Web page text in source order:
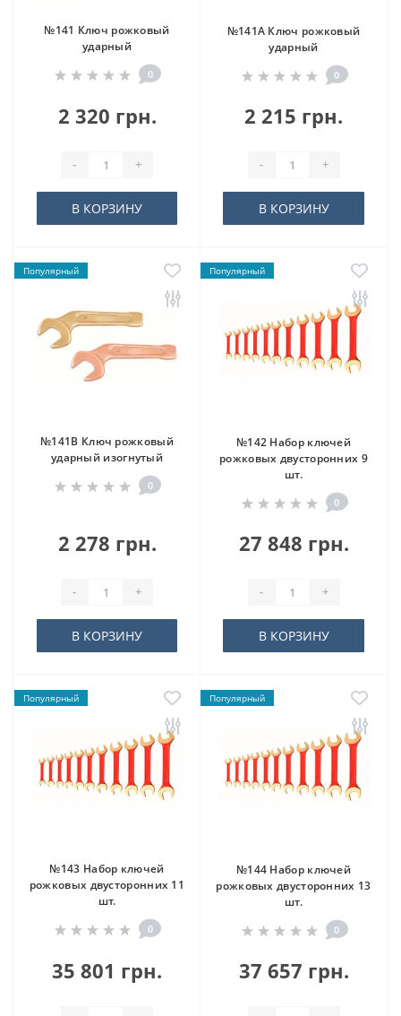
№141 Ключ рожковый
ударный
0
2 320 грн.
- +
В КОРЗИНУ
№141A Ключ рожковый
ударный
0
2 215 грн.
- +
В КОРЗИНУ
Популярный
№141B Ключ рожковый
ударный изогнутый
0
2 278 грн.
- +
В КОРЗИНУ
Популярный
№142 Набор ключей
рожковых двусторонних 9
шт.
0
27 848 грн.
- +
В КОРЗИНУ
Популярный
№143 Набор ключей
рожковых двусторонних 11
шт.
0
35 801 грн.
Популярный
№144 Набор ключей
рожковых двусторонних 13
шт.
0
37 657 грн.